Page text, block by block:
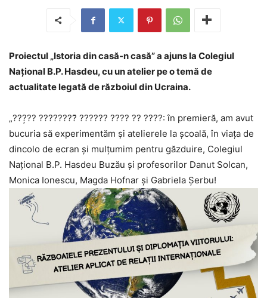
Proiectul „Istoria din casă-n casă” a ajuns la Colegiul
Național B.P. Hasdeu, cu un atelier pe o temă de
actualitate legată de războiul din Ucraina.
„???̦?? ????????̆ ?????? ???? ?? ????: în premieră, am avut
bucuria să experimentăm și atelierele la școală, în viața de
dincolo de ecran și mulțumim pentru găzduire, Colegiul
Național B.P. Hasdeu Buzău și profesorilor Danut Solcan,
Monica Ionescu, Magda Hofnar și Gabriela Șerbu!